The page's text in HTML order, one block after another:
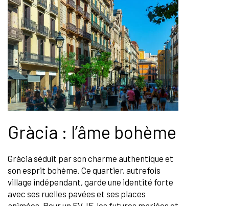
Gràcia : l’âme bohème
Gràcia séduit par son charme authentique et
son esprit bohème. Ce quartier, autrefois
village indépendant, garde une identité forte
avec ses ruelles pavées et ses places